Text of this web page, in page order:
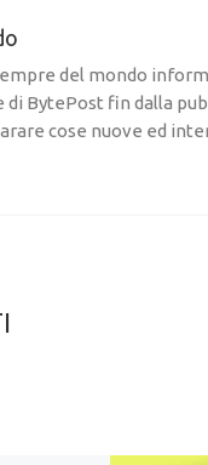
del mondo
BytePost fin dalla
cose nuove ed